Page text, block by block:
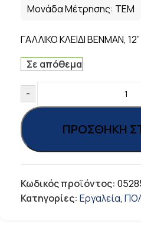
Μονάδα Μέτρησης: ΤΕΜ
ΓΑΛΛΙΚΟ ΚΛΕΙΔΙ BENMAN,
Σε απόθεμα
-
ΠΡΟΣΘΉΚΗ
Κωδικός προϊόντος:
Κατηγορίες: Εργαλεία,